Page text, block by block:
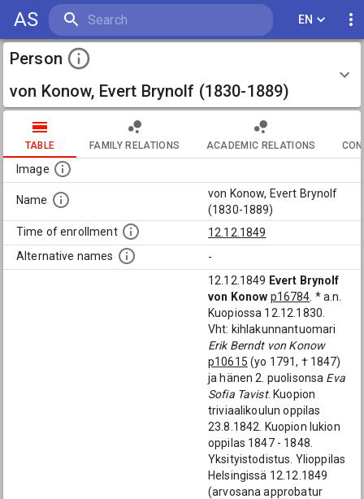
AS EN
Person
von Konow, Evert Brynolf (1830-1889)
TABLE FAMILY RELATIONS ACADEMIC RELATIONS
Image
Name
von Konow, Evert Brynolf
(1830-1889)
Time of enrollment
12.12.1849
Alternative names
-
12.12.1849 Evert Brynolf
von Konow p16784 . * a.n.
Kuopiossa 12.12.1830.
Vht: kihlakunnantuomari
Erik Berndt von Konow
p10615 (yo 1791, † 1847)
ja hänen 2. puolisonsa Eva
Sofia Tavist. Kuopion
triviaalikoulun oppilas
23.8.1842. Kuopion lukion
oppilas 1847 - 1848.
Yksityistodistus. Ylioppilas
Helsingissä 12.12.1849
(arvosana approbatur